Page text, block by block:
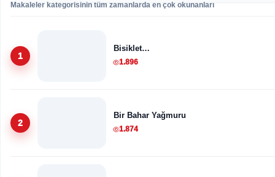
Makaleler kategorisinin tüm zamanlarda en çok okunanları
1
Bisiklet…
1.896
2
Bir Bahar Yağmuru
1.874